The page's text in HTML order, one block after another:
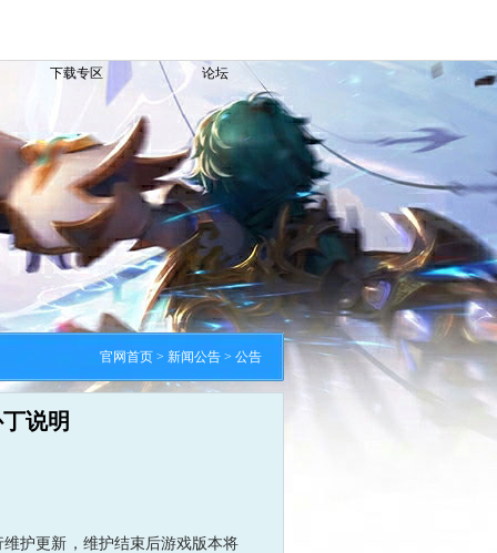
下载专区 论坛
官网首页 > 新闻公告 > 公告
说明
护更新，维护结束后游戏版本将